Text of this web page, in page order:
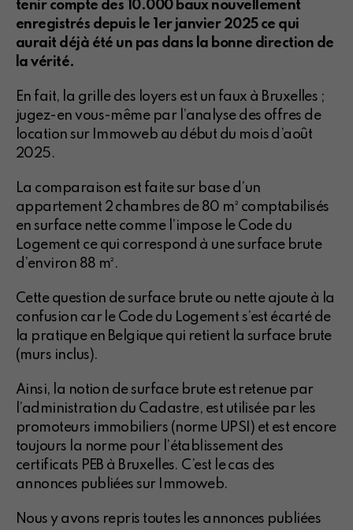
tenir compte des 10.000 baux nouvellement
enregistrés depuis le 1er janvier 2025 ce qui
aurait déjà été un pas dans la bonne direction de
la vérité.
En fait, la grille des loyers est un faux à Bruxelles ;
jugez-en vous-même par l’analyse des offres de
location sur Immoweb au début du mois d’août
2025.
La comparaison est faite sur base d’un
appartement 2 chambres de 80 m² comptabilisés
en surface nette comme l’impose le Code du
Logement ce qui correspond à une surface brute
d’environ 88 m².
Cette question de surface brute ou nette ajoute à la
confusion car le Code du Logement s’est écarté de
la pratique en Belgique qui retient la surface brute
(murs inclus).
Ainsi, la notion de surface brute est retenue par
l’administration du Cadastre, est utilisée par les
promoteurs immobiliers (norme UPSI) et est encore
toujours la norme pour l’établissement des
certificats PEB à Bruxelles. C’est le cas des
annonces publiées sur Immoweb.
Nous y avons repris toutes les annonces publiées